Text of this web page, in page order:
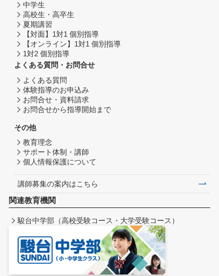
中学生
高校生・高卒生
夏期講習
【対面】1対1 個別指導
【オンライン】1対1 個別指導
1対2 個別指導
よくある質問・お問合せ
よくある質問
体験指導のお申込み
お問合せ・資料請求
お問合せから指導開始まで
その他
教育理念
サポート体制・講師
個人情報保護について
講師募集の案内はこちら
関連教育機関
駿台中学部（高校受験コース・大学受験コース）